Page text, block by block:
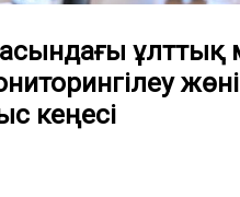
ұлттық
кеңесі